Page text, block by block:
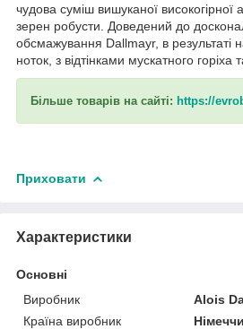
чудова суміш вишуканої високогірної
зерен робусти. Доведений до
обсмажування Dallmayr, в результаті
ноток, з відтінками мускатного горіха
Більше товарів на сайті: https://
Приховати
Характеристики
Основні
Виробник
Alois
Країна виробник